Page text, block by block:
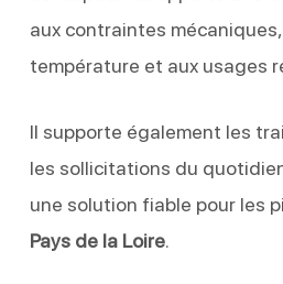
aux contraintes
température et aux usages
Il supporte également les
les sollicitations du
une solution fiable pour les
Pays de la Loire.